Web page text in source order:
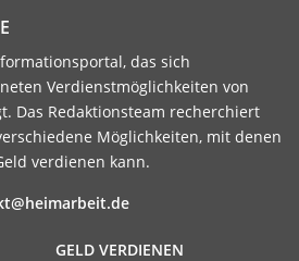
das sich
Verdienstmöglichkeiten von
Das Redaktionsteam recherchiert
Möglichkeiten, mit denen
verdienen kann.
GELD VERDIENEN